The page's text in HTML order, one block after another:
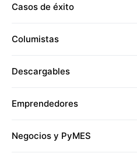
Casos de éxito
Columistas
Descargables
Emprendedores
Negocios y PyMES